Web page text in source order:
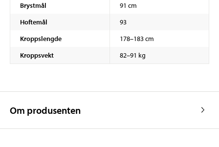
Brystmål
91 cm
Hoftemål
93
Kroppslengde
178–183 cm
Kroppsvekt
82–91 kg
Om produsenten